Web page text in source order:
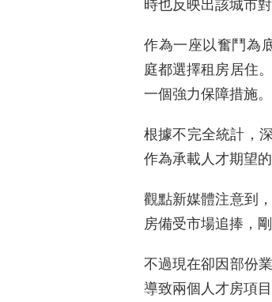
時也反映出該城市
作為一座以奮鬥為
庭都選擇租房居住
一個強力保障措施。
根據不完全統計，
作為承載人才期望
觀點新媒體注意到
房備受市場追捧，
不過現在卻因部份
導致兩個人才房項